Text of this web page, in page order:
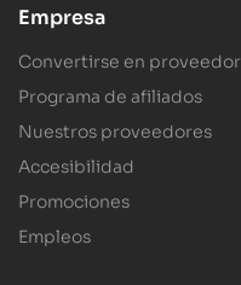
Empresa
Convertirse en proveedor
Programa de afiliados
Nuestros proveedores
Accesibilidad
Promociones
Empleos